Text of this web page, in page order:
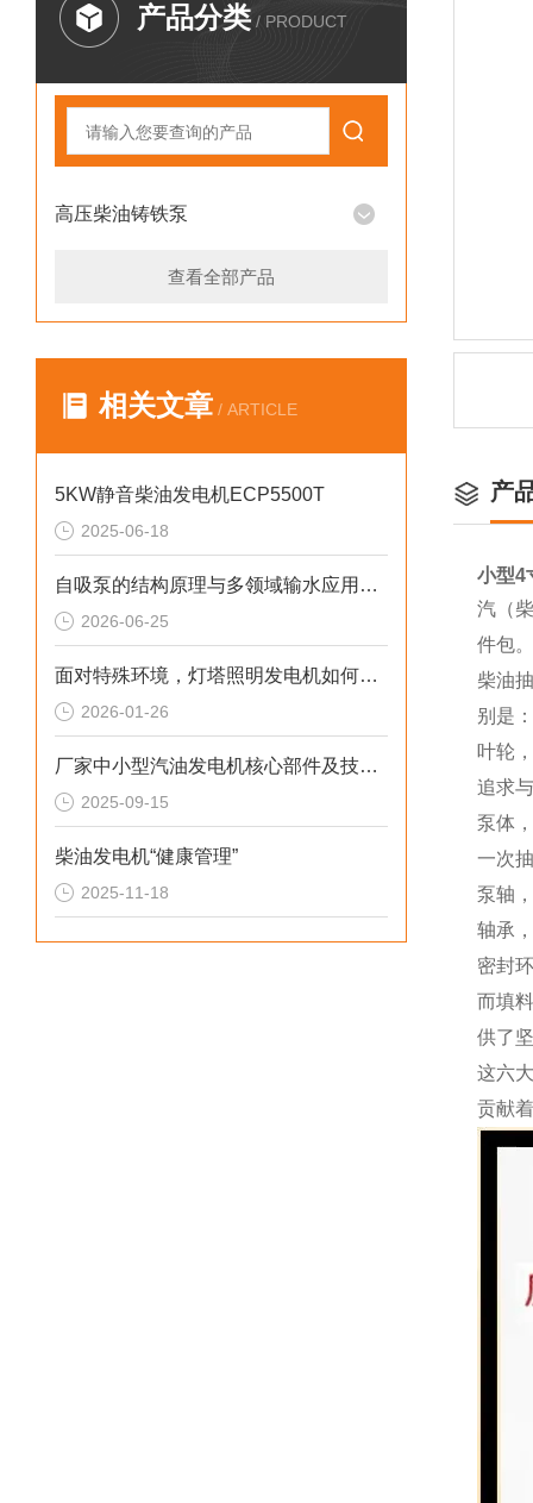
产品分类 / PRODUCT
高压柴油铸铁泵
查看全部产品
相关文章 / ARTICLE
5KW静音柴油发电机ECP5500T
2025-06-18
自吸泵的结构原理与多领域输水应用探析
2026-06-25
面对特殊环境，灯塔照明发电机如何确保稳定运行
2026-01-26
厂家中小型汽油发电机核心部件及技术要点
2025-09-15
柴油发电机“健康管理”
2025-11-18
产
小型4
汽（
件包。
柴油
别是
叶轮
追求
泵体
一次
泵轴
轴承
密封
而填
供了
这六
贡献